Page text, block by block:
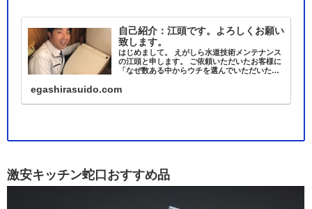
自己紹介：江頭です。よろしくお願い
致します。
はじめまして。 えがしら水道技術メンテナンス
の江頭と申します。 ご依頼いただいたお客様に
「なぜ数ある中からウチを選んでいただいたん
の答えが 「顔写真があったから」 であること
egashirasuido.com
激安キッチン蛇口おすすめ品